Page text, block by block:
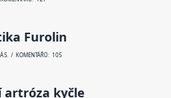
Furolin
S. / KOMENTÁŘŮ: 105
artróza kyčle